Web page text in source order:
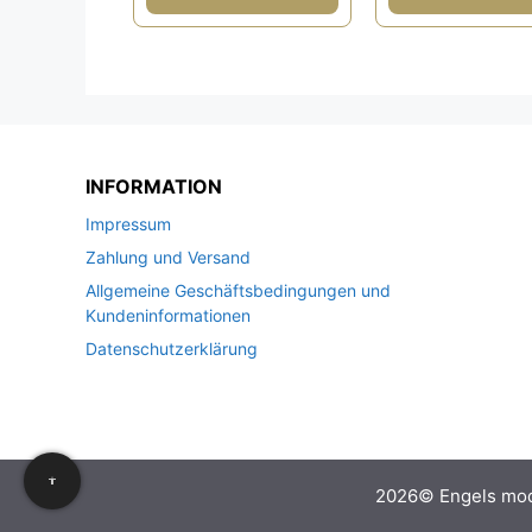
INFORMATION
Impressum
Zahlung und Versand
Allgemeine Geschäftsbedingungen und
Kundeninformationen
Datenschutzerklärung
2026© Engels